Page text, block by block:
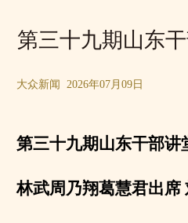
第三十九期山东
大众新闻 2026年07月09日
第三十九期山东干部讲
林武周乃翔葛慧君出席